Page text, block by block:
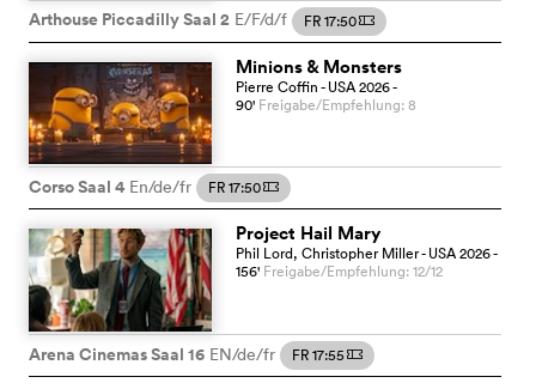
Arthouse Piccadilly Saal 2 E/F/d/f FR 17:50m
Minions & Monsters
Pierre Coffin- USA2026-
90' Freigabe/Empfehlung: 8
Corso Saal 4 En/de/fr FR 17:50m
Project Hail Mary
Phil Lord, Christopher Miller- USA2026-
156' Freigabe/Empfehlung: 12/12
Arena Cinemas Saal 16 EN/de/fr FR 17:55 m